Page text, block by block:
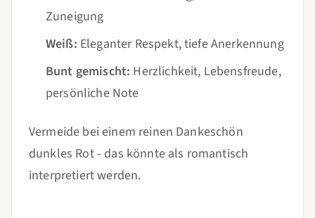
Zuneigung
Weiß: Eleganter Respekt, tiefe Anerkennung
Bunt gemischt: Herzlichkeit, Lebensfreude,
persönliche Note
Vermeide bei einem reinen Dankeschön
dunkles Rot - das könnte als romantisch
interpretiert werden.